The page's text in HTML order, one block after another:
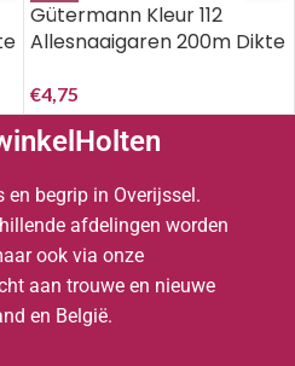
Gütermann Kleur 112
Allesnaaigaren 200m Dikte
€4,75
begrip in Overijssel.
afdelingen worden
ook via onze
aan trouwe en nieuwe
en België.